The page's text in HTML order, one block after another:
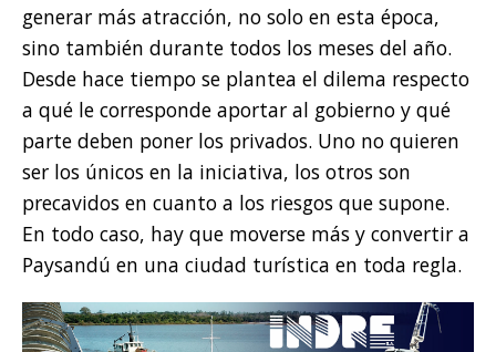
generar más atracción, no solo en esta época,
sino también durante todos los meses del año.
Desde hace tiempo se plantea el dilema respecto
a qué le corresponde aportar al gobierno y qué
parte deben poner los privados. Uno no quieren
ser los únicos en la iniciativa, los otros son
precavidos en cuanto a los riesgos que supone.
En todo caso, hay que moverse más y convertir a
Paysandú en una ciudad turística en toda regla.